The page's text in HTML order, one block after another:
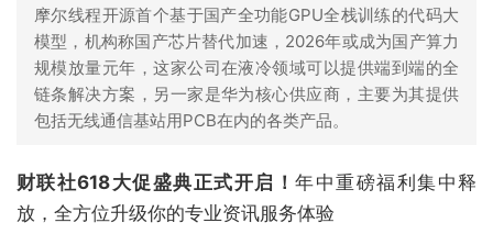
摩尔线程开源首个基于国产全功能GPU全栈训练的代码大
模型，机构称国产芯片替代加速，2026年或成为国产算力
规模放量元年，这家公司在液冷领域可以提供端到端的全
链条解决方案，另一家是华为核心供应商，主要为其提供
包括无线通信基站用PCB在内的各类产品。
财联社618大促盛典正式开启！年中重磅福利集中释
放，全方位升级你的专业资讯服务体验